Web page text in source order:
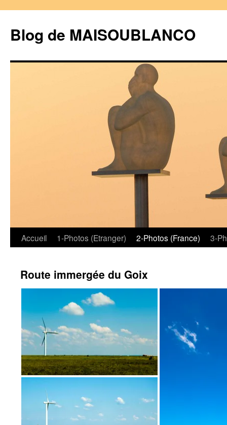
Blog de MAISOUBLANCO
Aller
contenu
Accueil 1-Photos (Etranger) 2-Photos (France) 3-
Route immergée du Goix